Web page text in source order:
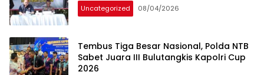
Uncategorized 08/04/2026
Tembus Tiga Besar Nasional, Polda NTB
Sabet Juara III Bulutangkis Kapolri Cup
2026